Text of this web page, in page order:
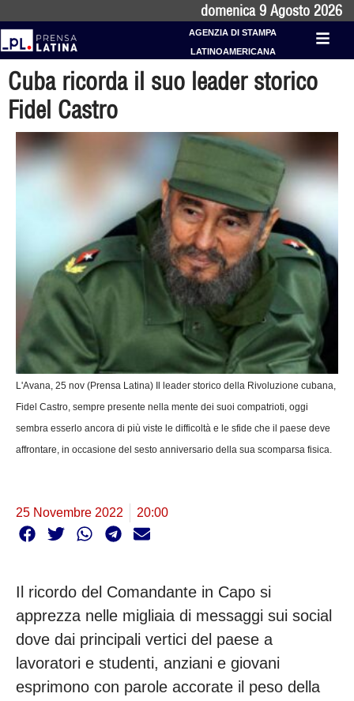
domenica 9 Agosto 2026
AGENZIA DI STAMPA
LATINOAMERICANA
Cuba ricorda il suo leader storico
Fidel Castro
L'Avana, 25 nov (Prensa Latina) Il leader storico della Rivoluzione cubana,
Fidel Castro, sempre presente nella mente dei suoi compatrioti, oggi
sembra esserlo ancora di più viste le difficoltà e le sfide che il paese deve
affrontare, in occasione del sesto anniversario della sua scomparsa fisica.
25 Novembre 2022 20:00
Il ricordo del Comandante in Capo si
apprezza nelle migliaia di messaggi sui social
dove dai principali vertici del paese a
lavoratori e studenti, anziani e giovani
esprimono con parole accorate il peso della